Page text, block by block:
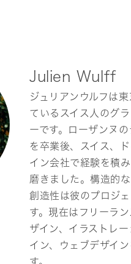
Julien Wulff
ジュリアンウルフは
ているスイス人のグ
ーです。ローザンヌ
を卒業後、スイス、
イン会社で経験を積
磨きました。構造的
創造性は彼のプロジ
す。現在はフリーラ
ザイン、イラストレ
イン、ウェブデザイ
す。